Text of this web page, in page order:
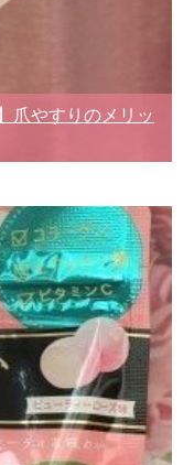
爪やすりのメリッ